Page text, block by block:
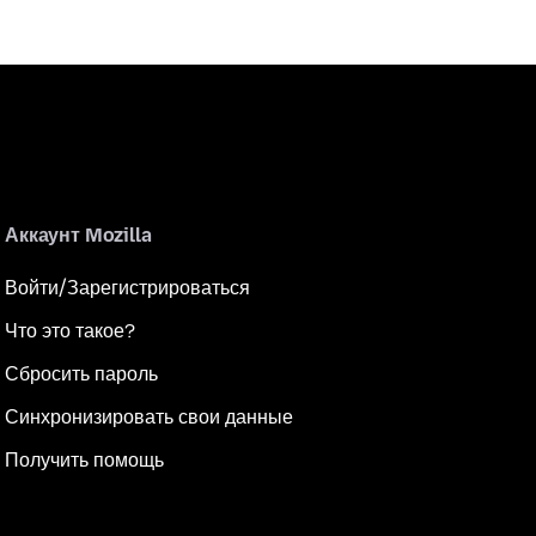
Аккаунт Mozilla
Войти/Зарегистрироваться
Что это такое?
Сбросить пароль
Синхронизировать свои данные
Получить помощь